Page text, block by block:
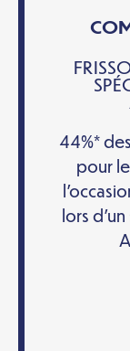
44%*
pour
lors